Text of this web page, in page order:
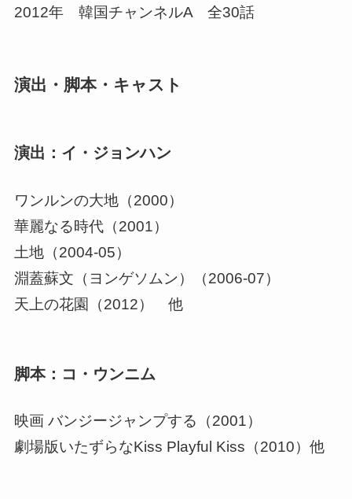
2012年 韓国チャンネルA 全30話
演出・脚本・キャスト
演出：イ・ジョンハン
ワンルンの大地（2000）
華麗なる時代（2001）
土地（2004-05）
淵蓋蘇文（ヨンゲソムン）（2006-07）
天上の花園（2012） 他
脚本：コ・ウンニム
映画 バンジージャンプする（2001）
劇場版いたずらなKiss Playful Kiss（2010）他